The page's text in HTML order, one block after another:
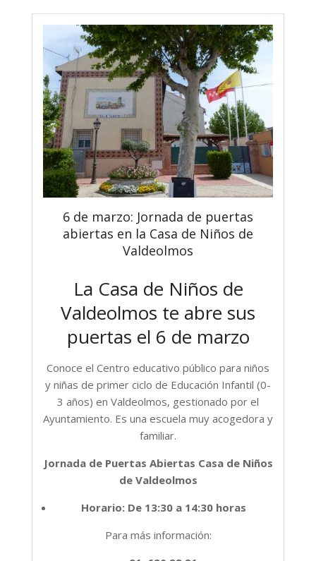
6 de marzo: Jornada de puertas
abiertas en la Casa de Niños de
Valdeolmos
La Casa de Niños de
Valdeolmos te abre sus
puertas el 6 de marzo
Conoce el Centro educativo público para niños
y niñas de primer ciclo de Educación Infantil (0-
3 años) en Valdeolmos, gestionado por el
Ayuntamiento. Es una escuela muy acogedora y
familiar.
Jornada de Puertas Abiertas Casa de Niños
de Valdeolmos
Horario: De 13:30 a 14:30 horas
Para más información: